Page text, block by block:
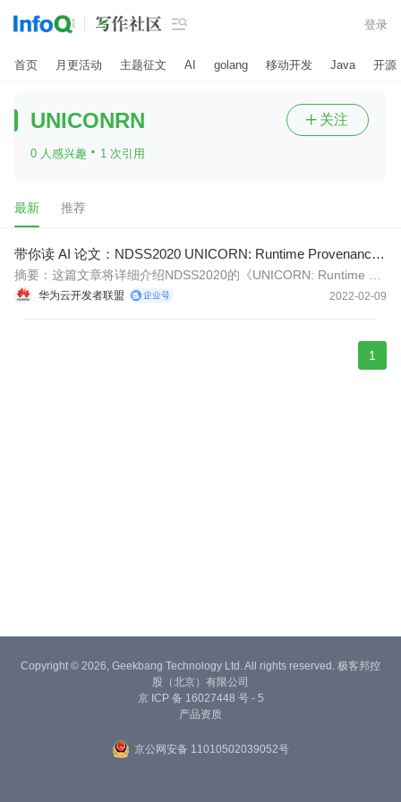
 登录
首页 月更活动 主题征文 AI golang 移动开发 Java 开源
UNICONRN
0 人感兴趣 · 1 次引用
 关注
最新 推荐
带你读 AI 论文：NDSS2020 UNICORN: Runtime Provenance-
Based Detector
华为云开发者联盟 2022-02-09
摘要：这篇文章将详细介绍NDSS2020的《UNICORN: Runtime Pr
ovenance-Based Detector for Advanced Persistent Threats》，一
1
Copyright © 2026, Geekbang Technology Ltd. All rights reserved. 极客邦控
股（北京）有限公司
京 ICP 备 16027448 号 - 5
产品资质
京公网安备 11010502039052号